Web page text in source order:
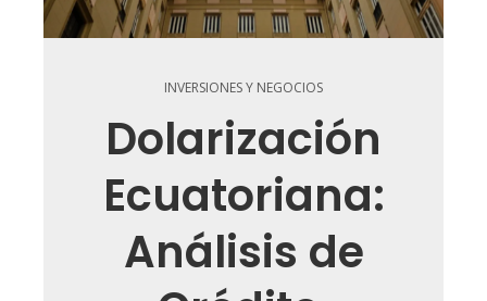
INVERSIONES Y NEGOCIOS
Dolarización
Ecuatoriana:
Análisis de